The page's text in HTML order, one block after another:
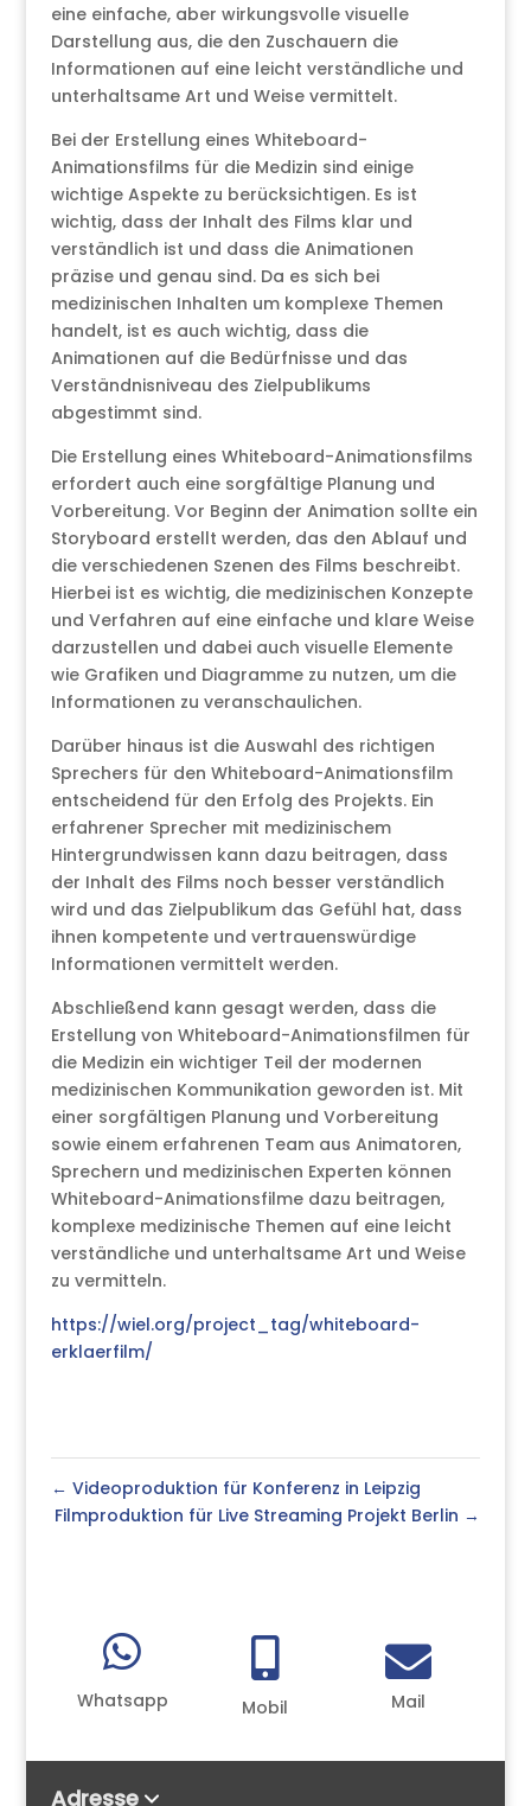
eine einfache, aber wirkungsvolle visuelle
Darstellung aus, die den Zuschauern die
Informationen auf eine leicht verständliche und
unterhaltsame Art und Weise vermittelt.
Bei der Erstellung eines Whiteboard-
Animationsfilms für die Medizin sind einige
wichtige Aspekte zu berücksichtigen. Es ist
wichtig, dass der Inhalt des Films klar und
verständlich ist und dass die Animationen
präzise und genau sind. Da es sich bei
medizinischen Inhalten um komplexe Themen
handelt, ist es auch wichtig, dass die
Animationen auf die Bedürfnisse und das
Verständnisniveau des Zielpublikums
abgestimmt sind.
Die Erstellung eines Whiteboard-Animationsfilms
erfordert auch eine sorgfältige Planung und
Vorbereitung. Vor Beginn der Animation sollte ein
Storyboard erstellt werden, das den Ablauf und
die verschiedenen Szenen des Films beschreibt.
Hierbei ist es wichtig, die medizinischen Konzepte
und Verfahren auf eine einfache und klare Weise
darzustellen und dabei auch visuelle Elemente
wie Grafiken und Diagramme zu nutzen, um die
Informationen zu veranschaulichen.
Darüber hinaus ist die Auswahl des richtigen
Sprechers für den Whiteboard-Animationsfilm
entscheidend für den Erfolg des Projekts. Ein
erfahrener Sprecher mit medizinischem
Hintergrundwissen kann dazu beitragen, dass
der Inhalt des Films noch besser verständlich
wird und das Zielpublikum das Gefühl hat, dass
ihnen kompetente und vertrauenswürdige
Informationen vermittelt werden.
Abschließend kann gesagt werden, dass die
Erstellung von Whiteboard-Animationsfilmen für
die Medizin ein wichtiger Teil der modernen
medizinischen Kommunikation geworden ist. Mit
einer sorgfältigen Planung und Vorbereitung
sowie einem erfahrenen Team aus Animatoren,
Sprechern und medizinischen Experten können
Whiteboard-Animationsfilme dazu beitragen,
komplexe medizinische Themen auf eine leicht
verständliche und unterhaltsame Art und Weise
zu vermitteln.
https://wiel.org/project_tag/whiteboard-
erklaerfilm/
← Videoproduktion für Konferenz in Leipzig
Filmproduktion für Live Streaming Projekt Berlin →

Whatsapp

Mobil

Mail
Adresse